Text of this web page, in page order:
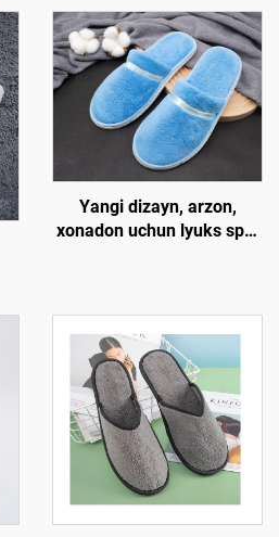
Yangi dizayn, arzon,
xonadon uchun lyuks spa,